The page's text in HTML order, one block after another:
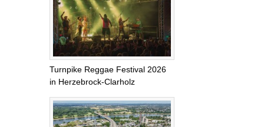
Turnpike Reggae Festival 2026
in Herzebrock-Clarholz